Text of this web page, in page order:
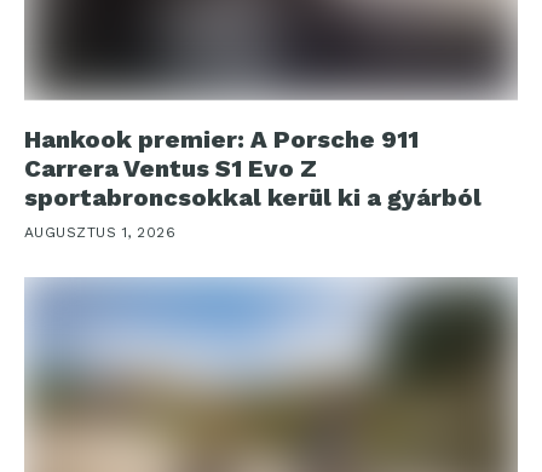
Hankook premier: A Porsche 911
Carrera Ventus S1 Evo Z
sportabroncsokkal kerül ki a gyárból
AUGUSZTUS 1, 2026